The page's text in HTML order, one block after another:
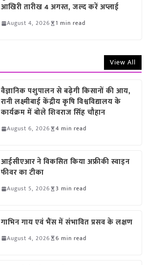
आखिरी तारीख 4 अगस्त, जल्द करें अप्लाई
August 4, 2026 1 min read
View All
वैज्ञानिक पशुपालन से बढ़ेगी किसानों की आय,
रानी लक्ष्मीबाई केंद्रीय कृषि विश्वविद्यालय के
कार्यक्रम में बोले शिवराज सिंह चौहान
August 6, 2026 4 min read
आईसीएआर ने विकसित किया अफ्रीकी स्वाइन
फीवर का टीका
August 5, 2026 3 min read
गाभिन गाय एवं भैंस में संभावित प्रसव के लक्षण
August 4, 2026 6 min read